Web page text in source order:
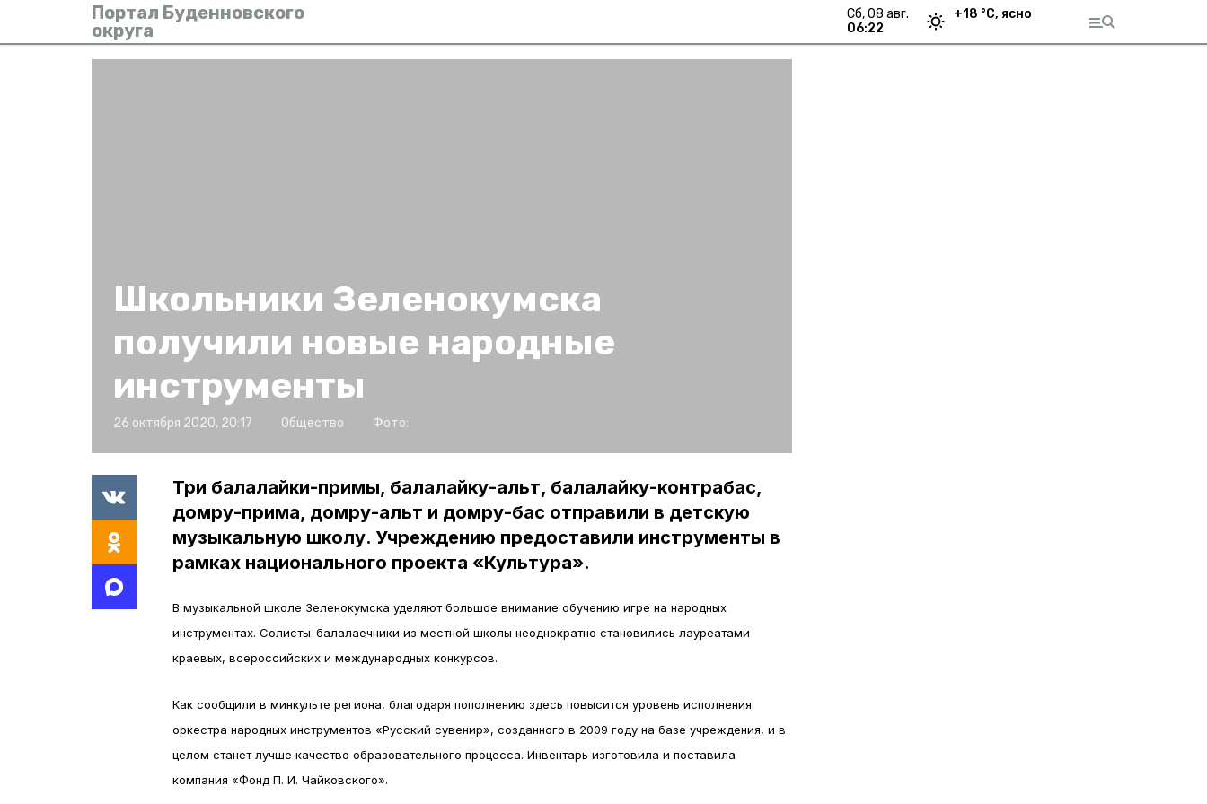
Портал Буденновского
округа
сб, 08 авг.
06:22
+18 °С, ясно
Школьники Зеленокумска
получили новые народные
инструменты
26 октября 2020, 20:17 Общество Фото:
Три балалайки-примы, балалайку-альт, балалайку-контрабас,
домру-прима, домру-альт и домру-бас отправили в детскую
музыкальную школу. Учреждению предоставили инструменты в
рамках национального проекта «Культура».
В музыкальной школе Зеленокумска уделяют большое внимание обучению игре на народных
инструментах. Солисты-балалаечники из местной школы неоднократно становились лауреатами
краевых, всероссийских и международных конкурсов.
Как сообщили в минкульте региона, благодаря пополнению здесь повысится уровень исполнения
оркестра народных инструментов «Русский сувенир», созданного в 2009 году на базе учреждения, и в
целом станет лучше качество образовательного процесса. Инвентарь изготовила и поставила
компания «Фонд П. И. Чайковского».